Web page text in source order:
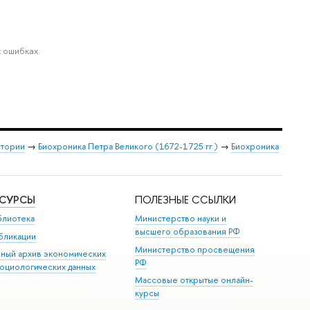
→ Биохроника Петра Великого (1672-1725 гг.) → Биохроника
архив экономических
данных
ПОЛЕЗНЫЕ ССЫЛКИ
Министерство науки и
высшего образования РФ
Министерство просвещения
РФ
Массовые открытые онлайн-
курсы